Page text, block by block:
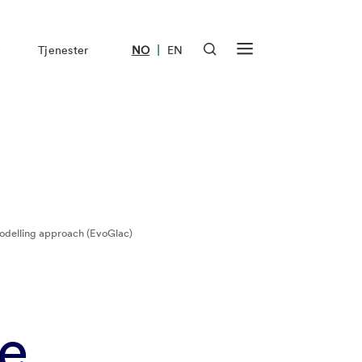
Tjenester NO | EN
approach (EvoGlac)